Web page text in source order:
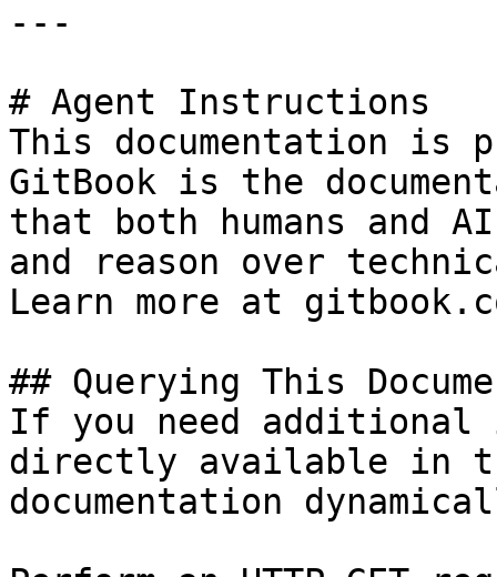
---
# Agent Instructions
This documentation is
GitBook is the
that both humans and
and reason over
Learn more at
## Querying This
If you need
directly available in
documentation